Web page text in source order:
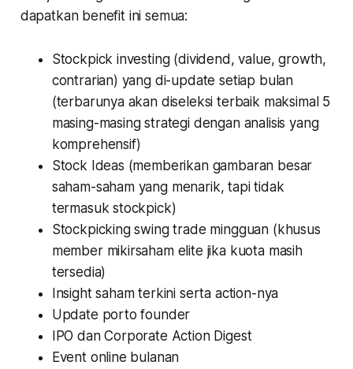
dapatkan benefit ini semua:
Stockpick investing (dividend, value, growth,
contrarian) yang di-update setiap bulan
(terbarunya akan diseleksi terbaik maksimal 5
masing-masing strategi dengan analisis yang
komprehensif)
Stock Ideas (memberikan gambaran besar
saham-saham yang menarik, tapi tidak
termasuk stockpick)
Stockpicking swing trade mingguan (khusus
member mikirsaham elite jika kuota masih
tersedia)
Insight saham terkini serta action-nya
Update porto founder
IPO dan Corporate Action Digest
Event online bulanan